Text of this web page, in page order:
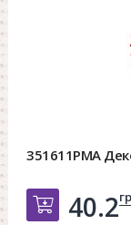
351611PMA
40.2